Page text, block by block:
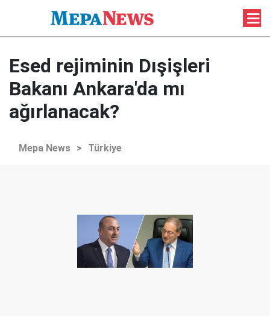
Esed rejiminin Dışişleri
Bakanı Ankara'da mı
ağırlanacak?
Mepa News > Türkiye